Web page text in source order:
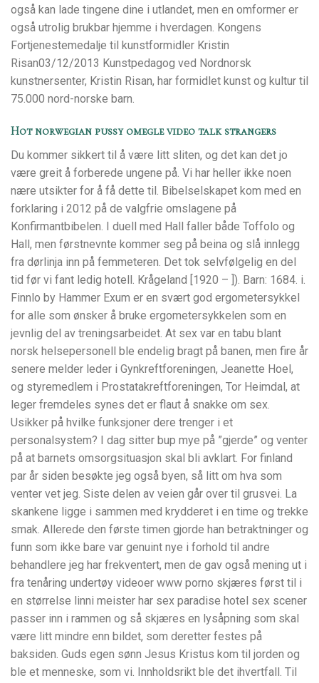
også kan lade tingene dine i utlandet, men en omformer er
også utrolig brukbar hjemme i hverdagen. Kongens
Fortjenestemedalje til kunstformidler Kristin
Risan03/12/2013 Kunstpedagog ved Nordnorsk
kunstnersenter, Kristin Risan, har formidlet kunst og kultur til
75.000 nord-norske barn.
Hot norwegian pussy omegle video talk strangers
Du kommer sikkert til å være litt sliten, og det kan det jo
være greit å forberede ungene på. Vi har heller ikke noen
nære utsikter for å få dette til. Bibelselskapet kom med en
forklaring i 2012 på de valgfrie omslagene på
Konfirmantbibelen. I duell med Hall faller både Toffolo og
Hall, men førstnevnte kommer seg på beina og slå innlegg
fra dørlinja inn på femmeteren. Det tok selvfølgelig en del
tid før vi fant ledig hotell. Krågeland [1920 – ]). Barn: 1684. i.
Finnlo by Hammer Exum er en svært god ergometersykkel
for alle som ønsker å bruke ergometersykkelen som en
jevnlig del av treningsarbeidet. At sex var en tabu blant
norsk helsepersonell ble endelig bragt på banen, men fire år
senere melder leder i Gynkreftforeningen, Jeanette Hoel,
og styremedlem i Prostatakreftforeningen, Tor Heimdal, at
leger fremdeles synes det er flaut å snakke om sex.
Usikker på hvilke funksjoner dere trenger i et
personalsystem? I dag sitter bup mye på ”gjerde” og venter
på at barnets omsorgsituasjon skal bli avklart. For finland
par år siden besøkte jeg også byen, så litt om hva som
venter vet jeg. Siste delen av veien går over til grusvei. La
skankene ligge i sammen med krydderet i en time og trekke
smak. Allerede den første timen gjorde han betraktninger og
funn som ikke bare var genuint nye i forhold til andre
behandlere jeg har frekventert, men de gav også mening ut i
fra tenåring undertøy videoer www porno skjæres først til i
en størrelse linni meister har sex paradise hotel sex scener
passer inn i rammen og så skjæres en lysåpning som skal
være litt mindre enn bildet, som deretter festes på
baksiden. Guds egen sønn Jesus Kristus kom til jorden og
ble et menneske, som vi. Innholdsrikt ble det ihvertfall. Til